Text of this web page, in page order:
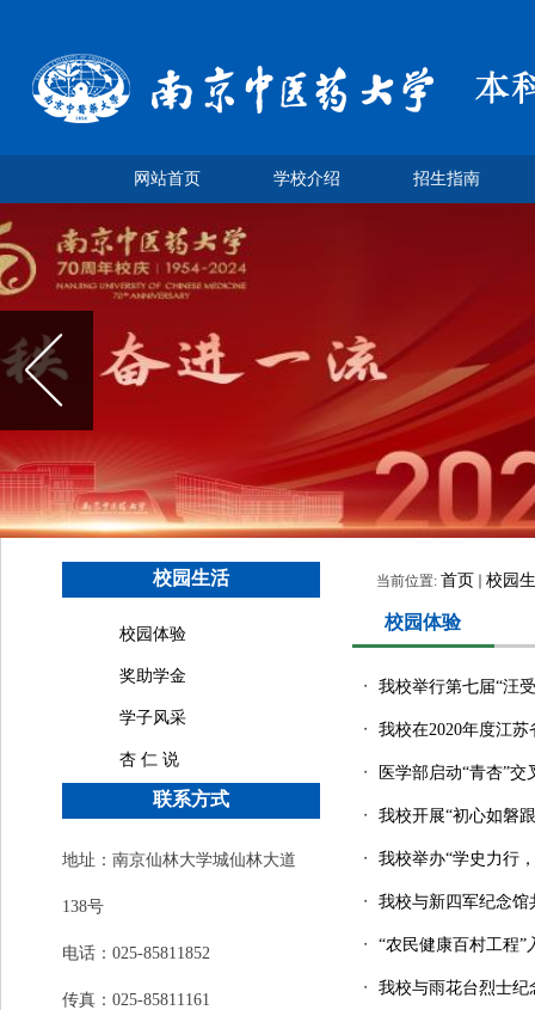
网站首页 学校介绍 招生指南
校园生活
校园体验
奖助学金
学子风采
杏 仁 说
联系方式
地址：南京仙林大学城仙林大道
138号
电话：025-85811852
传真：025-85811161
当前位置: 首页 校园
校园体验
・ 我校举行第七届“汪
・ 我校在2020年度江
・ 医学部启动“青杏”交
・ 我校开展“初心如磐
・ 我校举办“学史力行
・ 我校与新四军纪念
・ “农民健康百村工程
・ 我校与雨花台烈士